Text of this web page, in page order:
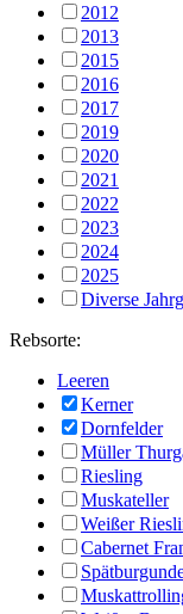
2012
2013
2015
2016
2017
2019
2020
2021
2022
2023
2024
2025
Diverse
Rebsorte:
Leeren
Kerner
Dornfelder
Müller
Riesling
Muskateller
Weißer
Cabernet